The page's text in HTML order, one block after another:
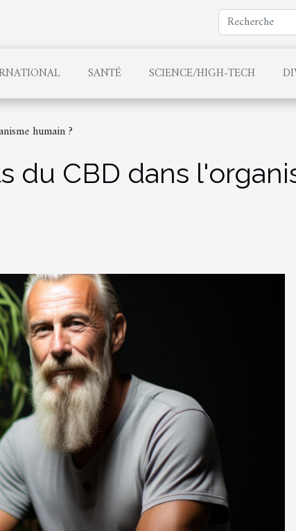
SANTÉ SCIENCE/HIGH-TECH
humain ?
du CBD dans